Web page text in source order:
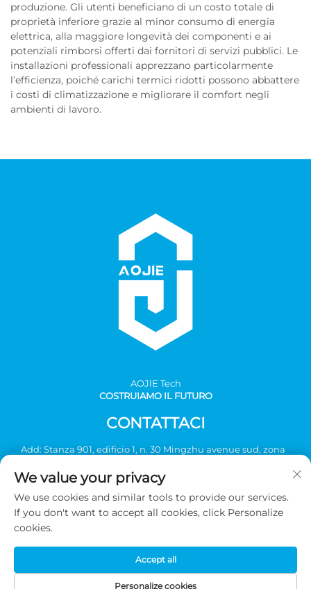
produzione. Gli utenti beneficiano di un costo totale di
proprietà inferiore grazie al minor consumo di energia
elettrica, alla maggiore longevità dei componenti e ai
potenziali rimborsi offerti dai fornitori di servizi pubblici. Le
installazioni professionali apprezzano particolarmente
l’efficienza, poiché carichi termici ridotti possono abbattere
i costi di climatizzazione e migliorare il comfort negli
ambienti di lavoro.
AOJlE Tech
COSTRUIAMO IL FUTURO
CONTATTACI
Add: Stanza 901, edificio 1, n. 30 Mingzhu avenue sud, zona
Cina
Tel:+86-2036031688 Ext 8048
E-mail:
Diritti d'autore © 2026 Guangzhou AOJIE Science & Technology
co., Ltd. Tutti i diritti riservati -Informativa sulla privacy
We value your privacy
We use cookies and similar tools to provide our services.
If you don't want to accept all cookies, click Personalize
cookies.
Personalize cookies
Accept all